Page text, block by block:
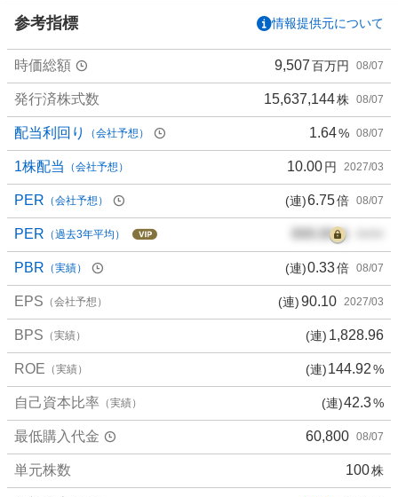
5
0
%
、
買
い
た
い
5
0
%
様
子
見
0
%
、
り
た
い
0
%
参考指標 情報提供元について
時価総額 9,507百万円 08/07
発行済株式数 15,637,144株 08/07
配当利回り （会社予想） 1.64% 08/07
1株配当 （会社予想） 10.00円 2027/03
PER （会社予想） (連)6.75倍 08/07
PER （過去3年平均） 000.00倍
PBR （実績） (連)0.33倍 08/07
EPS （会社予想） (連)90.10 2027/03
BPS （実績） (連) 1,828.96
ROE （実績） (連)144.92%
自己資本比率 （実績） (連)42.3%
最低購入代金 60,800 08/07
単元株数 100株